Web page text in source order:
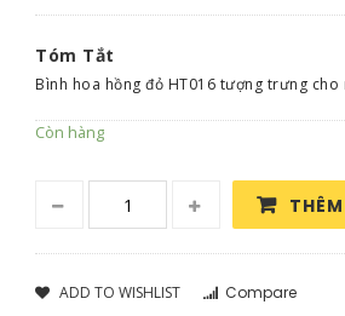
Tóm Tắt
Bình hoa hồng đỏ HT016 tượng trưng
Còn hàng
ADD TO WISHLIST Compare